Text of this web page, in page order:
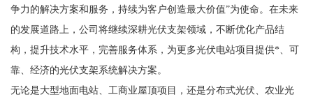
争力的解决方案和服务，持续为客户创造最大价值”为使命。在未来
的发展道路上，公司将继续深耕光伏支架领域，不断优化产品结
构，提升技术水平，完善服务体系，为更多光伏电站项目提供*、可
靠、经济的光伏支架系统解决方案。
无论是大型地面电站、工商业屋顶项目，还是分布式光伏、农业光